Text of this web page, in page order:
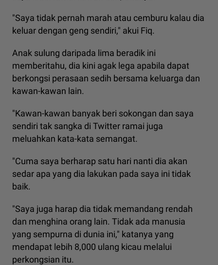
"Saya tidak pernah marah atau cemburu kalau dia
keluar dengan geng sendiri," akui Fiq.
Anak sulung daripada lima beradik ini
memberitahu, dia kini agak lega apabila dapat
berkongsi perasaan sedih bersama keluarga dan
kawan-kawan lain.
"Kawan-kawan banyak beri sokongan dan saya
sendiri tak sangka di Twitter ramai juga
meluahkan kata-kata semangat.
"Cuma saya berharap satu hari nanti dia akan
sedar apa yang dia lakukan pada saya ini tidak
baik.
"Saya juga harap dia tidak memandang rendah
dan menghina orang lain. Tidak ada manusia
yang sempurna di dunia ini," katanya yang
mendapat lebih 8,000 ulang kicau melalui
perkongsian itu.